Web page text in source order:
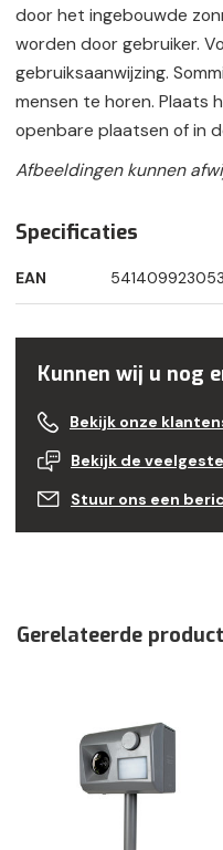
door het ingebouwde
worden door gebruiker.
gebruiksaanwijzing.
mensen te horen. Plaats
openbare plaatsen of in
Afbeeldingen kunnen
Specificaties
EAN
Kunnen wij u nog
Bekijk onze
Bekijk de
Stuur ons een
Gerelateerde